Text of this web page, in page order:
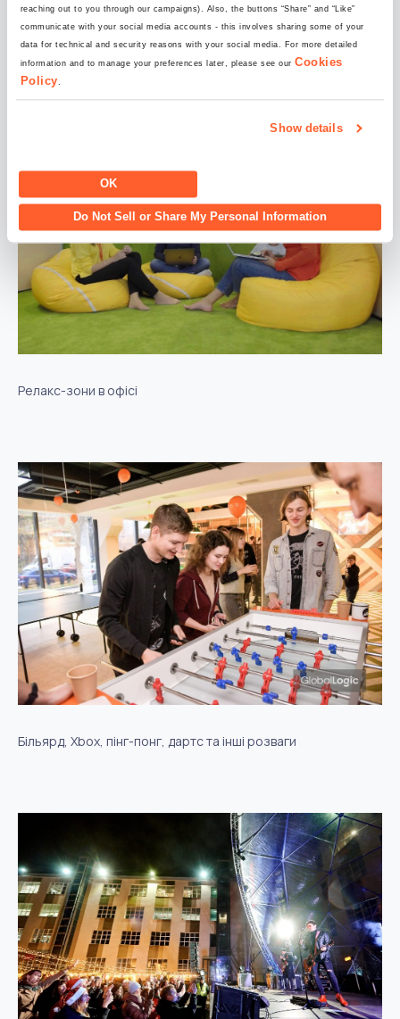
reaching out to you through our campaigns). Also, the buttons “Share” and “Like”
communicate with your social media accounts - this involves sharing some of your
data for technical and security reasons with your social media. For more detailed
information and to manage your preferences later, please see ourCookies
Policy.
Show details
OK
Do Not Sell or Share My Personal Information
Дахи та балкони з зонами відпочинку
Релакс-зони в офісі
Більярд, Xbox, пінг-понг, дартс та інші розваги